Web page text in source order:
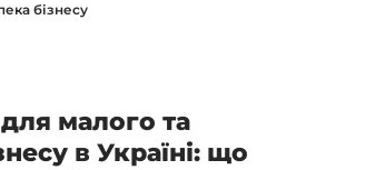
бізнесу
малого та
в Україні: що